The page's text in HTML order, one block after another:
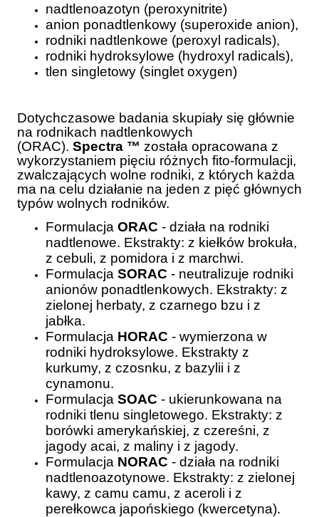
nadtlenoazotyn (peroxynitrite)
anion ponadtlenkowy (superoxide anion),
rodniki nadtlenkowe (peroxyl radicals),
rodniki hydroksylowe (hydroxyl radicals),
tlen singletowy (singlet oxygen)
Dotychczasowe badania skupiały się głównie
na rodnikach nadtlenkowych
(ORAC). Spectra ™ została opracowana z
wykorzystaniem pięciu różnych fito-formulacji,
zwalczających wolne rodniki, z których każda
ma na celu działanie na jeden z pięć głównych
typów wolnych rodników.
Formulacja ORAC - działa na rodniki
nadtlenowe. Ekstrakty: z kiełków brokuła,
z cebuli, z pomidora i z marchwi.
Formulacja SORAC - neutralizuje rodniki
anionów ponadtlenkowych. Ekstrakty: z
zielonej herbaty, z czarnego bzu i z
jabłka.
Formulacja HORAC - wymierzona w
rodniki hydroksylowe. Ekstrakty z
kurkumy, z czosnku, z bazylii i z
cynamonu.
Formulacja SOAC - ukierunkowana na
rodniki tlenu singletowego. Ekstrakty: z
borówki amerykańskiej, z czereśni, z
jagody acai, z maliny i z jagody.
Formulacja NORAC - działa na rodniki
nadtlenoazotynowe. Ekstrakty: z zielonej
kawy, z camu camu, z aceroli i z
perełkowca japońskiego (kwercetyna).